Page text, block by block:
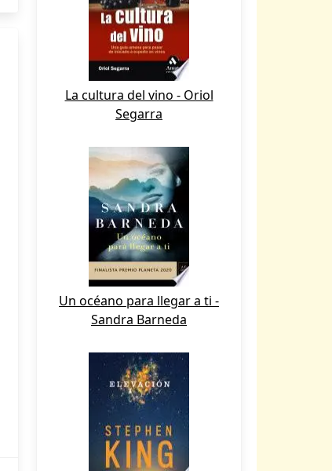
La cultura del vino - Oriol
Segarra
Un océano para llegar a ti -
Sandra Barneda